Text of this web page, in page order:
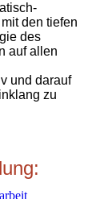
den tiefen
des
auf allen
und darauf
zu